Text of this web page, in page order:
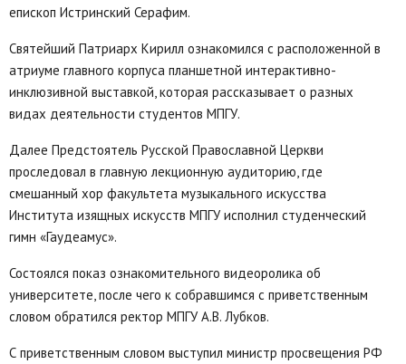
епископ Истринский Серафим.
Святейший Патриарх Кирилл ознакомился с расположенной в
атриуме главного корпуса планшетной интерактивно-
инклюзивной выставкой, которая рассказывает о разных
видах деятельности студентов МПГУ.
Далее Предстоятель Русской Православной Церкви
проследовал в главную лекционную аудиторию, где
смешанный хор факультета музыкального искусства
Института изящных искусств МПГУ исполнил студенческий
гимн «Гаудеамус».
Состоялся показ ознакомительного видеоролика об
университете, после чего к собравшимся с приветственным
словом обратился ректор МПГУ А.В. Лубков.
С приветственным словом выступил министр просвещения РФ